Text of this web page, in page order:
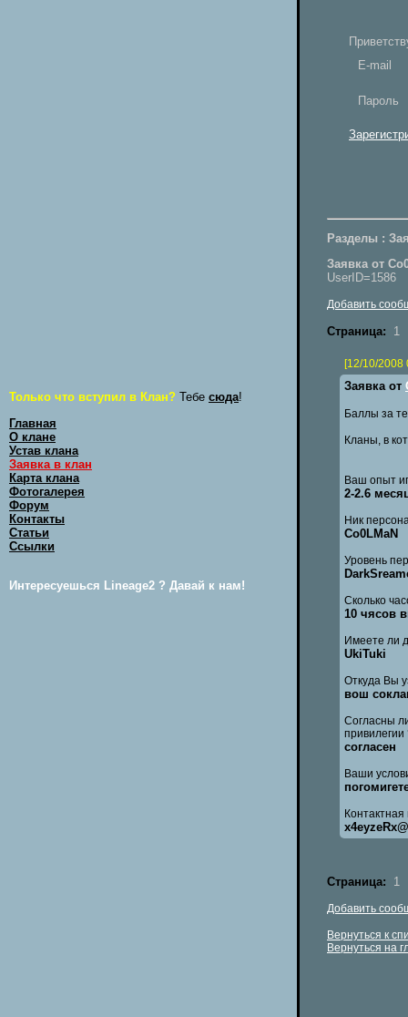
Только что вступил в Клан? Тебе сюда!
Главная
О клане
Устав клана
Заявка в клан
Карта клана
Фотогалерея
Форум
Контакты
Статьи
Ссылки
Интересуешься Lineage2 ? Давай к нам!
E-mail
Пароль
Разделы :
Заявка от
UserID=1586
Добавить
Страница: 1
[12/10/2008
Заявка от
Баллы за
Кланы, в
Ваш опыт
2-2.6
Ник
Co0LMaN
Уровень
Сколько
10 чясов
Имеете ли
UkiTuki
Откуда Вы
вош
Согласны
привилегии
согласен
Ваши
Страница: 1
Добавить
Вернуться к
Вернуться на